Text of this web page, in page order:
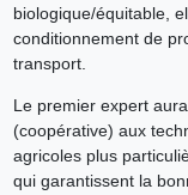
biologique/équitable,
conditionnement de
transport.
Le premier expert
(coopérative) aux
agricoles plus
qui garantissent la